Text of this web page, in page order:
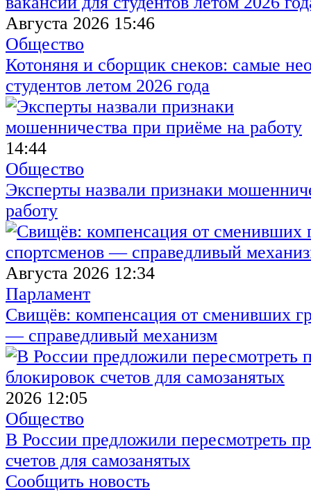
Августа 2026 15:46
Общество
Котоняня и сборщик снеков: самые
студентов летом 2026 года
14:44
Общество
Эксперты назвали признаки
работу
Августа 2026 12:34
Парламент
Свищёв: компенсация от сменивших
— справедливый механизм
2026 12:05
Общество
В России предложили пересмотреть
счетов для самозанятых
Сообщить новость